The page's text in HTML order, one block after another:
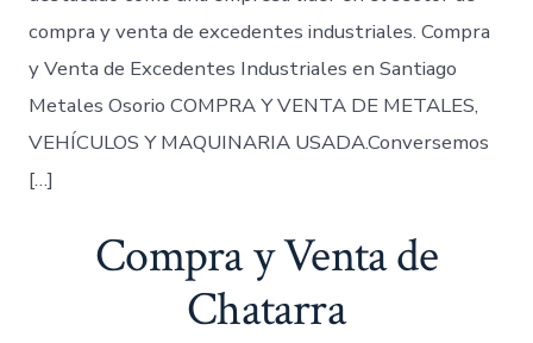
compra y venta de excedentes industriales. Compra
y Venta de Excedentes Industriales en Santiago
Metales Osorio COMPRA Y VENTA DE METALES,
VEHÍCULOS Y MAQUINARIA USADA.Conversemos
[…]
Compra y Venta de
Chatarra